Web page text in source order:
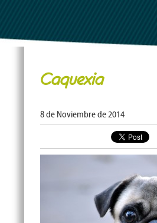
Caquexia
8 de Noviembre de 2014